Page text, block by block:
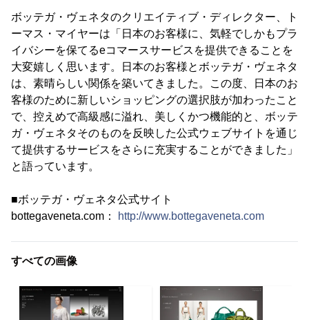
ボッテガ・ヴェネタのクリエイティブ・ディレクター、ト
ーマス・マイヤーは「日本のお客様に、気軽でしかもプラ
イバシーを保てるeコマースサービスを提供できることを
大変嬉しく思います。日本のお客様とボッテガ・ヴェネタ
は、素晴らしい関係を築いてきました。この度、日本のお
客様のために新しいショッピングの選択肢が加わったこと
で、控えめで高級感に溢れ、美しくかつ機能的と、ボッテ
ガ・ヴェネタそのものを反映した公式ウェブサイトを通じ
て提供するサービスをさらに充実することができました」
と語っています。
■ボッテガ・ヴェネタ公式サイト
bottegaveneta.com：
http://www.bottegaveneta.com
すべての画像